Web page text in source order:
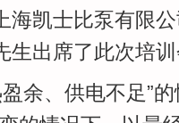
海凯士比泵有限
生出席了此次培
余、供电不足”